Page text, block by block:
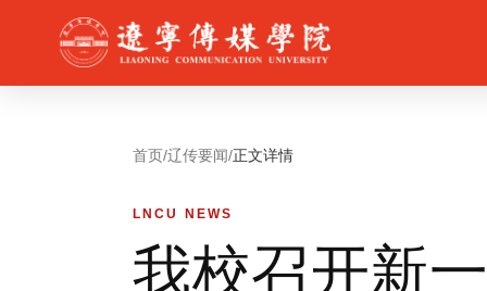
首页/辽传要闻/正文详情
LNCU NEWS
我校召开新